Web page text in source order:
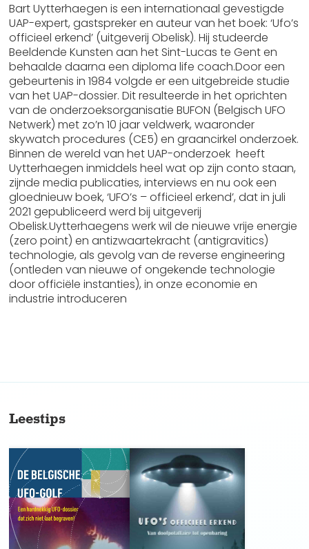
Bart Uytterhaegen is een internationaal gevestigde
UAP-expert, gastspreker en auteur van het boek: ‘Ufo’s
officieel erkend’ (uitgeverij Obelisk). Hij studeerde
Beeldende Kunsten aan het Sint-Lucas te Gent en
behaalde daarna een diploma life coach.Door een
gebeurtenis in 1984 volgde er een uitgebreide studie
van het UAP-dossier. Dit resulteerde in het oprichten
van de onderzoeksorganisatie BUFON (Belgisch UFO
Netwerk) met zo’n 10 jaar veldwerk, waaronder
skywatch procedures (CE5) en graancirkel onderzoek.
Binnen de wereld van het UAP-onderzoek heeft
Uytterhaegen inmiddels heel wat op zijn conto staan,
zijnde media publicaties, interviews en nu ook een
gloednieuw boek, ‘UFO’s – officieel erkend’, dat in juli
2021 gepubliceerd werd bij uitgeverij
Obelisk.Uytterhaegens werk wil de nieuwe vrije energie
(zero point) en antizwaartekracht (antigravitics)
technologie, als gevolg van de reverse engineering
(ontleden van nieuwe of ongekende technologie
door officiële instanties), in onze economie en
industrie introduceren
Leestips